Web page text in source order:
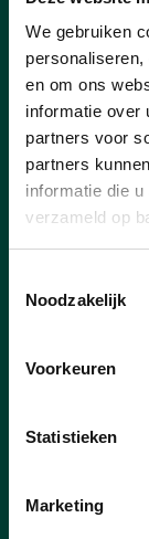
We gebruiken
en om ons
informatie over
partners voor
partners
informatie die
verzameld op
Noodzakelijk
Voorkeuren
Statistieken
Marketing
Goed
Vorst en
Er is een
BV, de
van